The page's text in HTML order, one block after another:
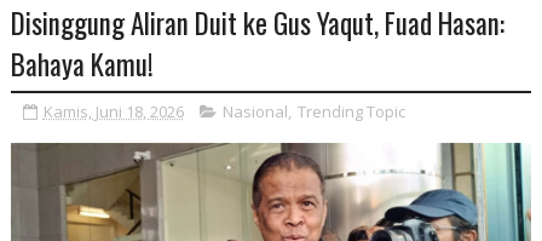
Disinggung Aliran Duit ke Gus Yaqut, Fuad Hasan:
Bahaya Kamu!
Kamis, Juni 18, 2026 Nasional, Trending Topic